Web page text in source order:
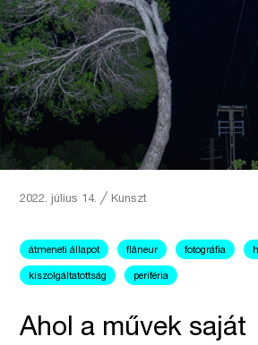
2022. július 14.╱ Kunszt
átmeneti állapot flâneur fotográfia
kiszolgáltatottság periféria
Ahol a művek saját